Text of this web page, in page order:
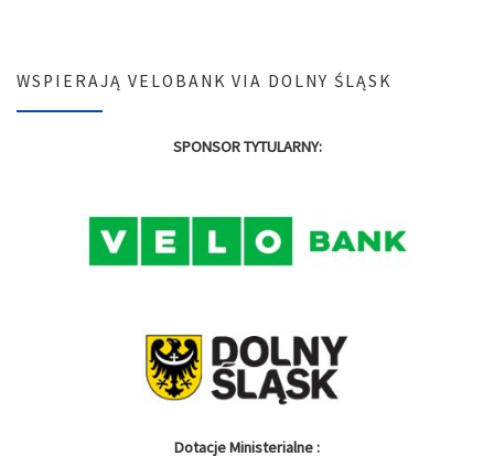
WSPIERAJĄ VELOBANK VIA DOLNY ŚLĄSK
SPONSOR TYTULARNY:
Dotacje Ministerialne :